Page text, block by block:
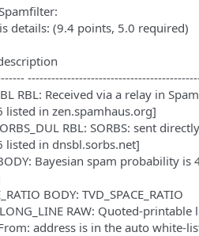
details: (9.4 points, 5.0 required)
RBL: Received via a relay in
listed in zen.spamhaus.org]
RBL: SORBS: sent
listed in dnsbl.sorbs.net]
Bayesian spam probability is
BODY: TVD_SPACE_RATIO
RAW: Quoted-
address is in the auto white-